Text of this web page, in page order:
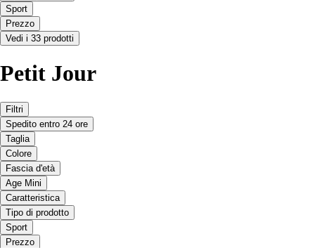
Sport
Prezzo
Vedi i 33 prodotti
Petit Jour
Filtri
Spedito entro 24 ore
Taglia
Colore
Fascia d'età
Age Mini
Caratteristica
Tipo di prodotto
Sport
Prezzo